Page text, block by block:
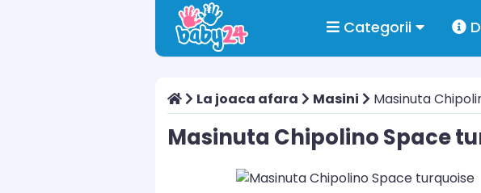
Categorii
La joaca afara Masini Masinuta
Masinuta Chipolino Space